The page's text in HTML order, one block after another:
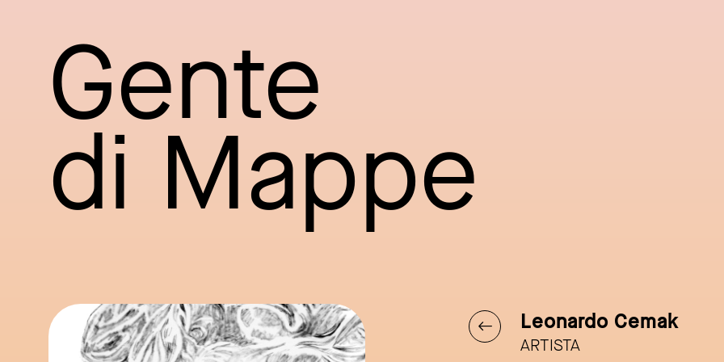
Gente
di Mappe
Leonardo Cemak
ARTISTA